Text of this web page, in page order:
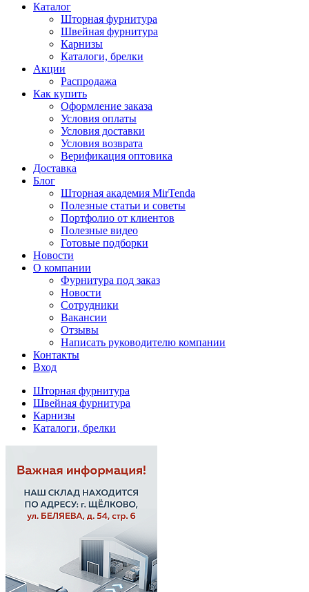
Каталог
Шторная фурнитура
Швейная фурнитура
Карнизы
Каталоги, брелки
Акции
Распродажа
Как купить
Оформление заказа
Условия оплаты
Условия доставки
Условия возврата
Верификация оптовика
Доставка
Блог
Шторная академия MirTenda
Полезные статьи и советы
Портфолио от клиентов
Полезные видео
Готовые подборки
Новости
О компании
Фурнитура под заказ
Новости
Сотрудники
Вакансии
Отзывы
Написать руководителю компании
Контакты
Вход
Шторная фурнитура
Швейная фурнитура
Карнизы
Каталоги, брелки